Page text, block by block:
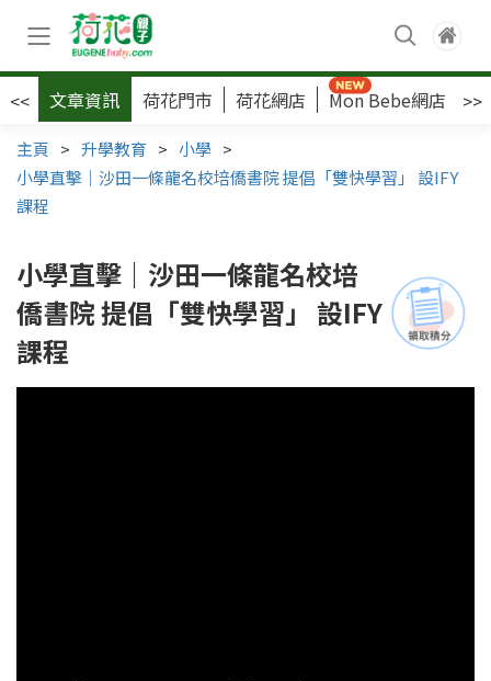
<< 文章資訊 荷花門市 荷花網店 Mon Bebe網店 >>
主頁 > 升學教育 > 小學 >
小學直擊｜沙田一條龍名校培僑書院 提倡「雙快學習」 設IFY
課程
小學直擊｜沙田一條龍名校培
僑書院 提倡「雙快學習」 設IFY
課程